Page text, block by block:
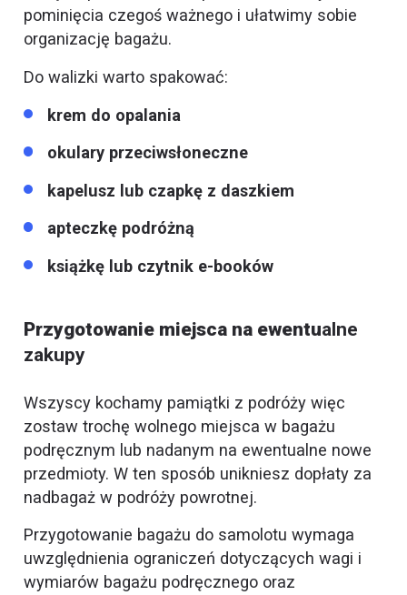
pominięcia czegoś ważnego i ułatwimy sobie
organizację bagażu.
Do walizki warto spakować:
krem do opalania
okulary przeciwsłoneczne
kapelusz lub czapkę z daszkiem
apteczkę podróżną
książkę lub czytnik e-booków
Przygotowanie miejsca na ewentualne
zakupy
Wszyscy kochamy pamiątki z podróży więc
zostaw trochę wolnego miejsca w bagażu
podręcznym lub nadanym na ewentualne nowe
przedmioty. W ten sposób unikniesz dopłaty za
nadbagaż w podróży powrotnej.
Przygotowanie bagażu do samolotu wymaga
uwzględnienia ograniczeń dotyczących wagi i
wymiarów bagażu podręcznego oraz